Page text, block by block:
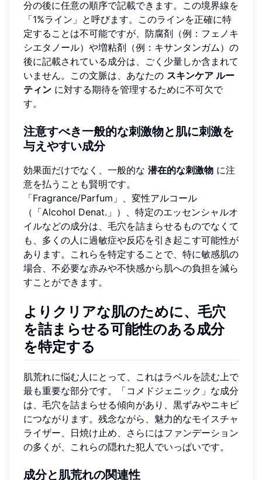
分の後に任意の順序で記載できます。この境界線を
「1%ライン」と呼びます。このラインを正確に特
定することは不可能ですが、防腐剤（例：フェノキ
シエタノール）や増粘剤（例：キサンタンガム）の
後に記載されている成分は、ごく少量しか含まれて
いません。この文脈は、あなたの スキンケア ルー
ティン に対する期待を管理するために不可欠で
す。
注意すべき一般的な刺激物と肌に刺激を
与えやすい成分
効果面だけでなく、一般的な 潜在的な刺激物 に注
意を払うことも賢明です。
「Fragrance/Parfum」、変性アルコール
（「Alcohol Denat.」）、特定のエッセンシャルオ
イルなどの成分は、毛穴を詰まらせるものでなくて
も、多くの人に過敏症や反応を引き起こす可能性が
あります。これらを特定することで、特に敏感肌の
場合、不必要な赤みや不快感から肌への負担を減ら
すことができます。
よりクリアな肌のために、毛穴
を詰まらせる可能性のある成分
を特定する
肌荒れに悩む人にとって、これはラベルを読む上で
最も重要な部分です。「コメドジェニック」な成分
は、毛穴を詰まらせる傾向があり、黒ずみやニキビ
につながります。残念ながら、魅力的なモイスチャ
ライザー、日焼け止め、さらにはファンデーション
の多くが、これらの隠れた犯人でいっぱいです。
成分と肌荒れの関連性